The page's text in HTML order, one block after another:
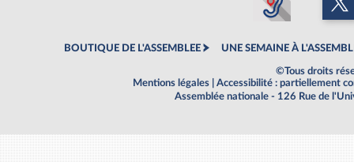
BOUTIQUE DE L'ASSEMBLEE UNE SEMAINE À
©Tous droits
Mentions légales
Accessibilité : partiellement
Assemblée nationale - 126 Rue de